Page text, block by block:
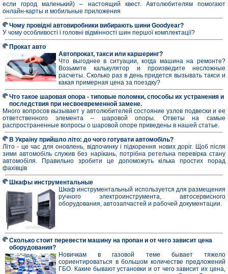
если город маленький) – настоящий квест. Автолюбителям помогают
онлайн-карты и мобильные приложения
Чому провідні автовиробники вибирають шини Goodyear?
У чому особливості і головні відмінності шин першої комплектації?
Прокат авто
Автопрокат, такси или каршеринг?
Что выгоднее в ситуации, когда машина на ремонте?
Возьмите калькулятор и произведите несложные
расчеты. Сколько раз в день придется вызывать такси и
какая примерная цена за поездку?
Что такое шаровая опора - типовые поломки, способы их устранения и
последствия при несвоевременной замене.
Много вопросов вызывает у автолюбителей состояние узлов подвески и ее
ответственного элемента – шаровой опоры. Ответы на самые
распространенные вопросы о шаровой опоре приведены в нашей статье.
В Україну прийшло літо: до чого готувати автомобіль?
Літо - це час для оновлень, відпочинку і підкорення нових доріг. Щоб після
зими автомобіль служив без нарікань, потрібна ретельна перевірка стану
автомобіля. Правильно зробити це допоможуть кілька простих порад
фахівців
Шкафы инструментальные
Шкаф инструментальный используется для размещения
ручного электроинструмента, автосервисного
оборудования, автозапчастей и рабочей документации.
Сколько стоит перевести машину на пропан и от чего зависит цена
оборудования?
Новичкам в газовой теме бывает тяжело
сориентироваться в большом количестве предложений
ГБО. Какие бывают установки и от чего зависит их цена,